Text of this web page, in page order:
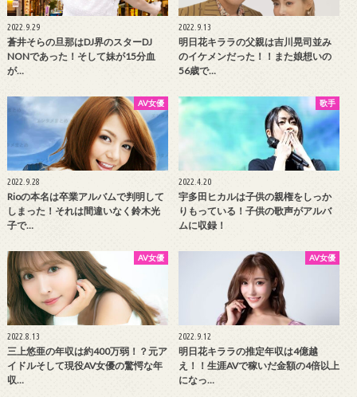
2022.9.29
蒼井そらの旦那はDJ界のスターDJ
NONであった！そして妹が15分血
が…
2022.9.13
明日花キララの父親は吉川晃司並み
のイケメンだった！！また娘想いの
56歳で…
AV女優
2022.9.28
Rioの本名は卒業アルバムで判明して
しまった！それは間違いなく鈴木光
子で…
歌手
2022.4.20
宇多田ヒカルは子供の親権をしっか
りもっている！子供の歌声がアルバ
ムに収録！
AV女優
2022.8.13
三上悠亜の年収は約400万弱！？元ア
イドルそして現役AV女優の驚愕な年
収…
AV女優
2022.9.12
明日花キララの推定年収は4億越
え！！生涯AVで稼いだ金額の4倍以上
になっ…